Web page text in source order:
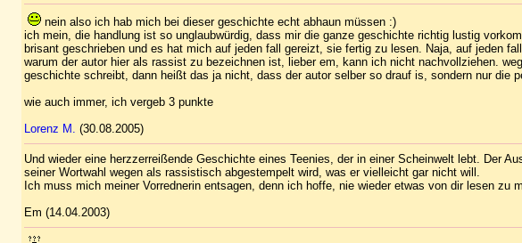
nein also ich hab mich bei dieser geschichte echt abhaun müssen :)
ich mein, die handlung ist so unglaubwürdig, dass mir die ganze geschichte richtig lustig
brisant geschrieben und es hat mich auf jeden fall gereizt, sie fertig zu lesen. Naja, auf jeden
warum der autor hier als rassist zu bezeichnen ist, lieber em, kann ich nicht nachvollziehen.
geschichte schreibt, dann heißt das ja nicht, dass der autor selber so drauf is, sondern nur die
wie auch immer, ich vergeb 3 punkte
Lorenz M. (30.08.2005)
Und wieder eine herzzerreißende Geschichte eines Teenies, der in einer Scheinwelt lebt. Der
seiner Wortwahl wegen als rassistisch abgestempelt wird, was er vielleicht gar nicht will.
Ich muss mich meiner Vorrednerin entsagen, denn ich hoffe, nie wieder etwas von dir lesen zu
Em (14.04.2003)